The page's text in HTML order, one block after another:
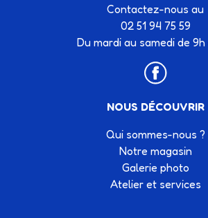
Contactez-nous au
02 51 94 75 59
Du mardi au samedi de 9h
NOUS DÉCOUVRIR
Qui sommes-nous ?
Notre magasin
Galerie photo
Atelier et services